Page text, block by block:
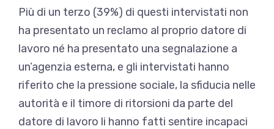
Più di un terzo (39%) di questi intervistati non
ha presentato un reclamo al proprio datore di
lavoro né ha presentato una segnalazione a
un’agenzia esterna, e gli intervistati hanno
riferito che la pressione sociale, la sfiducia nelle
autorità e il timore di ritorsioni da parte del
datore di lavoro li hanno fatti sentire incapaci